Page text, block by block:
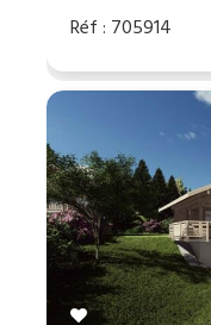
Réf : 705914